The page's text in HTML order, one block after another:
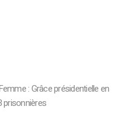
: Grâce présidentielle en
prisonnières